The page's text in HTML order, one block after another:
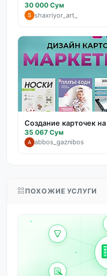
30 000 Сум
shaxriyor_art_
Создание карточек
35 067 Сум
abbos_gaznibos
ПОХОЖИЕ УСЛУГИ